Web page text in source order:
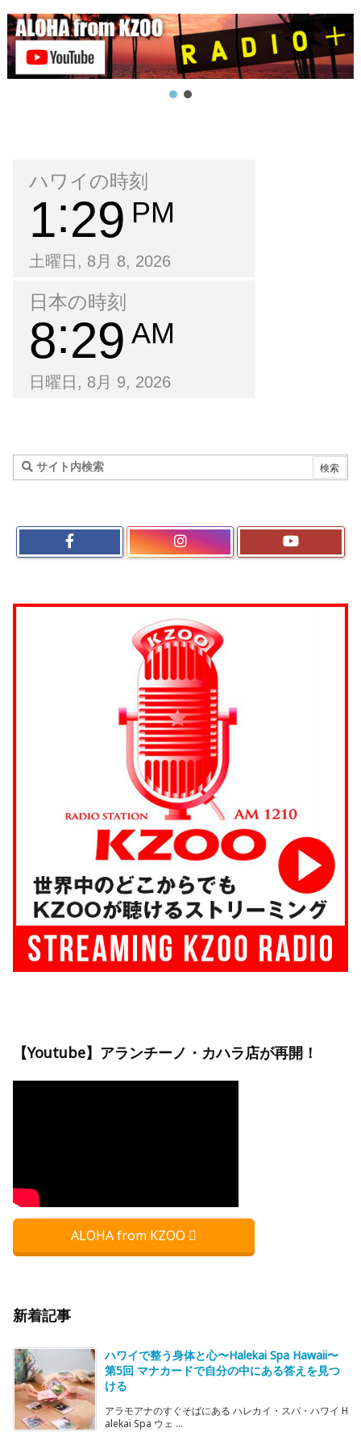
ハワイの時刻
1 29 PM
土曜日, 8月 8, 2026
日本の時刻
8 29 AM
日曜日, 8月 9, 2026
【Youtube】アランチーノ・カハラ店が再開！
ALOHA from KZOO
新着記事
ハワイで整う身体と心〜Halekai Spa Hawaii〜
第5回 マナカードで自分の中にある答えを見つ
ける
アラモアナのすぐそばにある ハレカイ・スパ・ハワイ H
alekai Spa ウェ ...